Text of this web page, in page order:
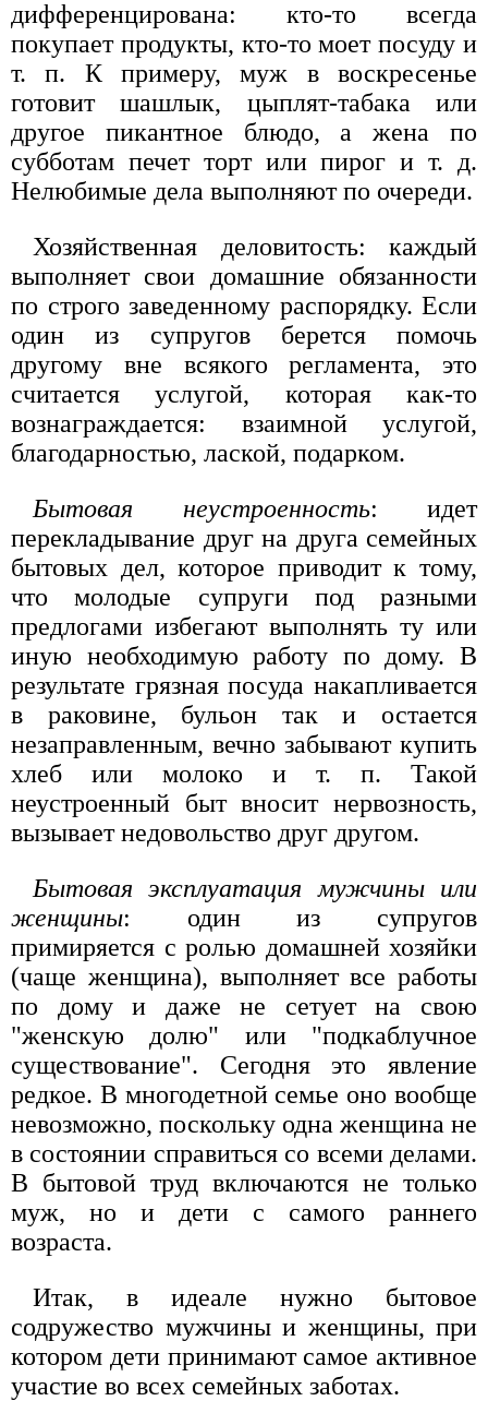
дифференцирована: кто-то всегда
покупает продукты, кто-то моет посуду и
т. п. К примеру, муж в воскресенье
готовит шашлык, цыплят-табака или
другое пикантное блюдо, а жена по
субботам печет торт или пирог и т. д.
Нелюбимые дела выполняют по очереди.
Хозяйственная деловитость: каждый
выполняет свои домашние обязанности
по строго заведенному распорядку. Если
один из супругов берется помочь
другому вне всякого регламента, это
считается услугой, которая как-то
вознаграждается: взаимной услугой,
благодарностью, лаской, подарком.
Бытовая неустроенность: идет
перекладывание друг на друга семейных
бытовых дел, которое приводит к тому,
что молодые супруги под разными
предлогами избегают выполнять ту или
иную необходимую работу по дому. В
результате грязная посуда накапливается
в раковине, бульон так и остается
незаправленным, вечно забывают купить
хлеб или молоко и т. п. Такой
неустроенный быт вносит нервозность,
вызывает недовольство друг другом.
Бытовая эксплуатация мужчины или
женщины: один из супругов
примиряется с ролью домашней хозяйки
(чаще женщина), выполняет все работы
по дому и даже не сетует на свою
"женскую долю" или "подкаблучное
существование". Сегодня это явление
редкое. В многодетной семье оно вообще
невозможно, поскольку одна женщина не
в состоянии справиться со всеми делами.
В бытовой труд включаются не только
муж, но и дети с самого раннего
возраста.
Итак, в идеале нужно бытовое
содружество мужчины и женщины, при
котором дети принимают самое активное
участие во всех семейных заботах.